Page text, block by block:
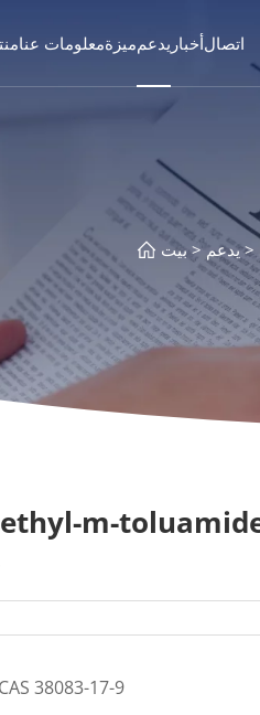
معلومات عناميزةيدعم أخباراتصال
بيت يدعم
m-toluamide
38083-17-9